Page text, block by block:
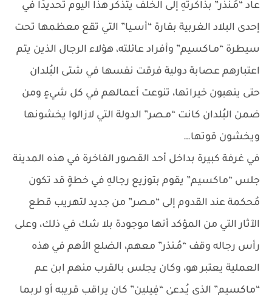
عاد “مُـنذر” بذاكرتهِ إلى الخلف يتذكر هذا اليوم تحديدًا في
إحدى البلاد الغربية بقارة “أسـيا” التي تقع معظمها تحت
سيطرة “مـاكسيم” وأفراد عائلته، هؤلاء الرجال الذين يتم
اعتبارهم عصابة دولية فرقت نفسها في شتى البُلدان
حتى ينهبون خيراتها، تنوعت أعمالهم في كل شيءٍ ومن
ضمن البُلدان كانت “مـصر” الدولة التي لازالوا يخشونها
ويخشون قوتها…
في غرفة كبيرة بداخل أحد القصور الفاخرة في هذه المدينة
جلس “ماكسيم” يقوم بتوزيع رجالهِ في خطةٍ قد تكون
مُحكمة عند القدوم إلى “مـصر” من جديد لتهريب قطع
الآثار التي من المؤكد أنها موجودة بلا شك في ذلك، وعلى
رأس رجاله وقف “مُـنذر” معهم، الضلع الأهم في هذه
العملية يعتبر هو، وكان يجلس بالقرب منهم ابن عم
“ماكسيم” الذي يُـدعىٰ “فِيلين” كان يراقب قريبه أو لربما